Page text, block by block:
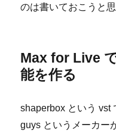
のは書いておこうと思
Max for Live
能を作る
shaperbox という vst
guys というメーカー